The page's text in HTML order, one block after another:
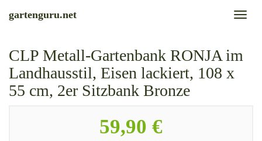
Toggle
gartenguru.net
CLP Metall-Gartenbank RONJA im
Landhausstil, Eisen lackiert, 108 x
55 cm, 2er Sitzbank Bronze
59,90 €